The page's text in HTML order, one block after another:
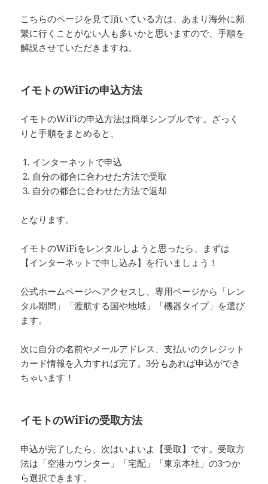
こちらのページを見て頂いている方は、あまり海外に頻
繁に行くことがない人も多いかと思いますので、手順を
解説させていただきますね。
イモトのWiFiの申込方法
イモトのWiFiの申込方法は簡単シンプルです。ざっく
りと手順をまとめると、
インターネットで申込
自分の都合に合わせた方法で受取
自分の都合に合わせた方法で返却
となります。
イモトのWiFiをレンタルしようと思ったら、まずは
【インターネットで申し込み】を行いましょう！
公式ホームページへアクセスし、専用ページから「レン
タル期間」「渡航する国や地域」「機器タイプ」を選び
ます。
次に自分の名前やメールアドレス、支払いのクレジット
カード情報を入力すれば完了。3分もあれば申込ができ
ちゃいます！
イモトのWiFiの受取方法
申込が完了したら、次はいよいよ【受取】です。受取方
法は「空港カウンター」「宅配」「東京本社」の3つか
ら選択できます。